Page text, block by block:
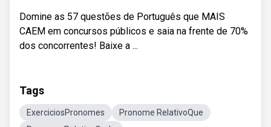
Domine as 57 questões de Português que MAIS
CAEM em concursos públicos e saia na frente de 70%
dos concorrentes! Baixe a ...
Tags
ExerciciosPronomes
Pronome RelativoQue